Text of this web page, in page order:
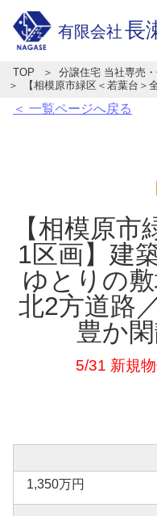
有限会社長
TOP
分譲住宅 当社専売
【相模原市緑区＜若葉台＞
＜ 一覧ページへ戻る
【相模原
1区画】建
ゆとりの
北2方道路
豊か
5/31 新規
1,350万円